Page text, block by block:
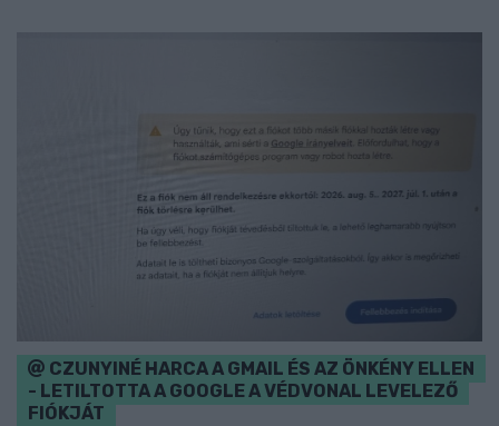
CZUNYINÉ HARCA A GMAIL ÉS AZ ÖNKÉNY ELLEN
- LETILTOTTA A GOOGLE A VÉDVONAL LEVELEZŐ
FIÓKJÁT